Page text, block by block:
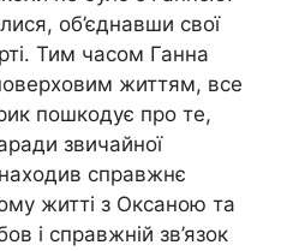
об’єднавши свої
Тим часом Ганна
життям, все
пошкодує про те,
звичайної
справжнє
житті з Оксаною та
і справжній зв’язок